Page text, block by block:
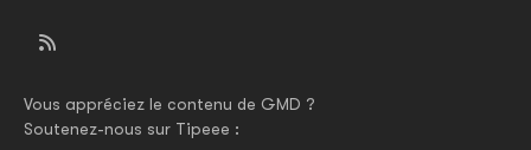
Vous appréciez le contenu de GMD ?
Soutenez-nous sur Tipeee :